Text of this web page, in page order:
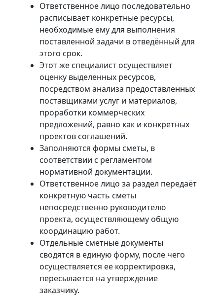
Ответственное лицо последовательно
расписывает конкретные ресурсы,
необходимые ему для выполнения
поставленной задачи в отведённый для
этого срок.
Этот же специалист осуществляет
оценку выделенных ресурсов,
посредством анализа предоставленных
поставщиками услуг и материалов,
проработки коммерческих
предложений, равно как и конкретных
проектов соглашений.
Заполняются формы сметы, в
соответствии с регламентом
нормативной документации.
Ответственное лицо за раздел передаёт
конкретную часть сметы
непосредственно руководителю
проекта, осуществляющему общую
координацию работ.
Отдельные сметные документы
сводятся в единую форму, после чего
осуществляется ее корректировка,
пересылается на утверждение
заказчику.